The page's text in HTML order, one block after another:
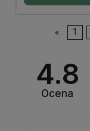
« 1
4.8
Ocena